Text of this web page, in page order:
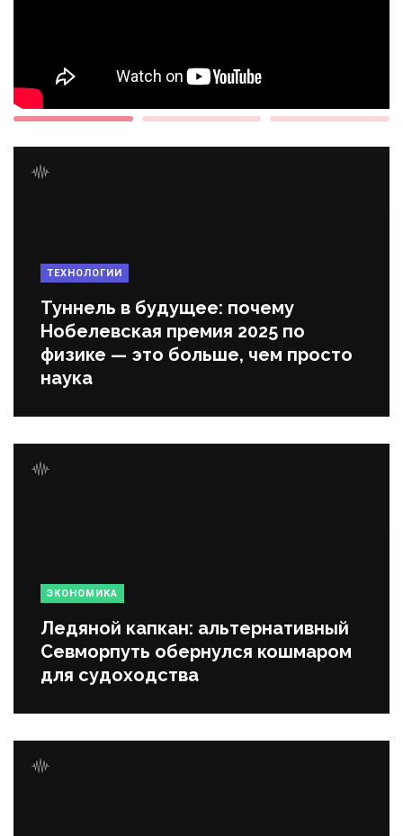
ТЕХНОЛОГИИ
Туннель в будущее: почему
Нобелевская премия 2025 по
физике — это больше, чем просто
наука
ЭКОНОМИКА
Ледяной капкан: альтернативный
Севморпуть обернулся кошмаром
для судоходства